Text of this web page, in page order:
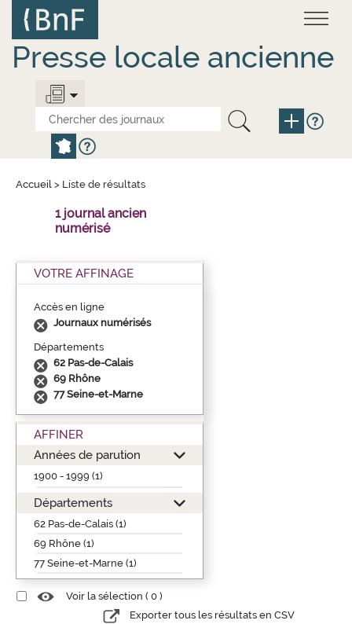
contenu
principal
Presse locale ancienne
Accueil > Liste de résultats
1 journal ancien
numérisé
VOTRE AFFINAGE
Accès en ligne
Journaux numérisés
Départements
62 Pas-de-Calais
69 Rhône
77 Seine-et-Marne
AFFINER
Années de parution
1900 - 1999 (1)
Départements
62 Pas-de-Calais (1)
69 Rhône (1)
77 Seine-et-Marne (1)
Voir la sélection ( 0 )
Exporter tous les résultats en CSV
Panneau de gestion des cookies